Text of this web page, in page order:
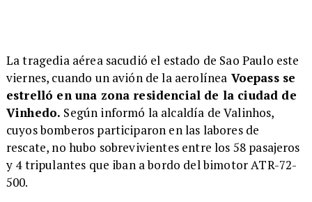
La tragedia aérea sacudió el estado de Sao Paulo este
viernes, cuando un avión de la aerolínea Voepass se
estrelló en una zona residencial de la ciudad de
Vinhedo. Según informó la alcaldía de Valinhos,
cuyos bomberos participaron en las labores de
rescate, no hubo sobrevivientes entre los 58 pasajeros
y 4 tripulantes que iban a bordo del bimotor ATR-72-
500.